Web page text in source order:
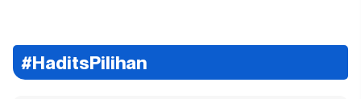
#HaditsPilihan